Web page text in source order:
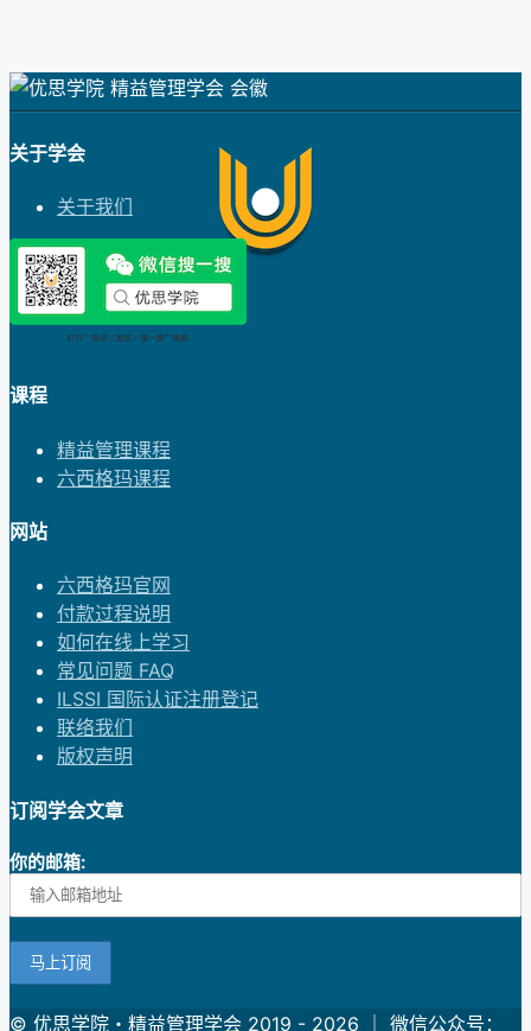
关于学会
关于我们
课程
精益管理课程
六西格玛课程
网站
六西格玛官网
付款过程说明
如何在线上学习
常见问题 FAQ
ILSSI 国际认证注册登记
联络我们
版权声明
订阅学会文章
你的邮箱:
© 优思学院・精益管理学会 2019 - 2026 ｜ 微信公众号：